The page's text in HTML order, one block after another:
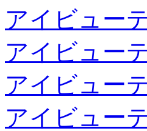
アイビュー
アイビュー
アイビュー
アイビュー